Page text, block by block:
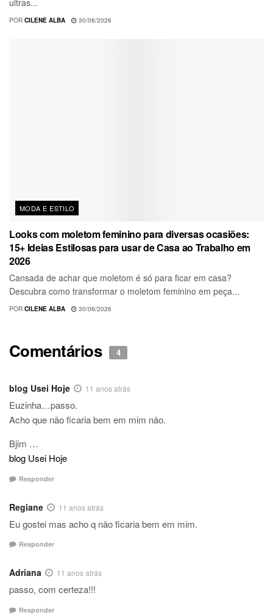
ultras...
POR CILENE ALBA 30/06/2026
MODA E ESTILO
Looks com moletom feminino para diversas ocasiões:
15+ Ideias Estilosas para usar de Casa ao Trabalho em
2026
Cansada de achar que moletom é só para ficar em casa?
Descubra como transformar o moletom feminino em peça...
POR CILENE ALBA 30/06/2026
Comentários 4
blog Usei Hoje 11 anos atrás
Euzinha…passo.
Acho que não ficaria bem em mim não.
Bjim …
blog Usei Hoje
Responder
Regiane 11 anos atrás
Eu gostei mas acho q não ficaria bem em mim.
Responder
Adriana 11 anos atrás
passo, com certeza!!!
Responder